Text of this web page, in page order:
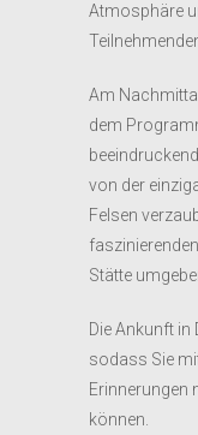
Atmosphäre
Am
dem
von der
Felsen
Stätte
Die Ankunft in
sodass Sie
Erinnerungen
können.